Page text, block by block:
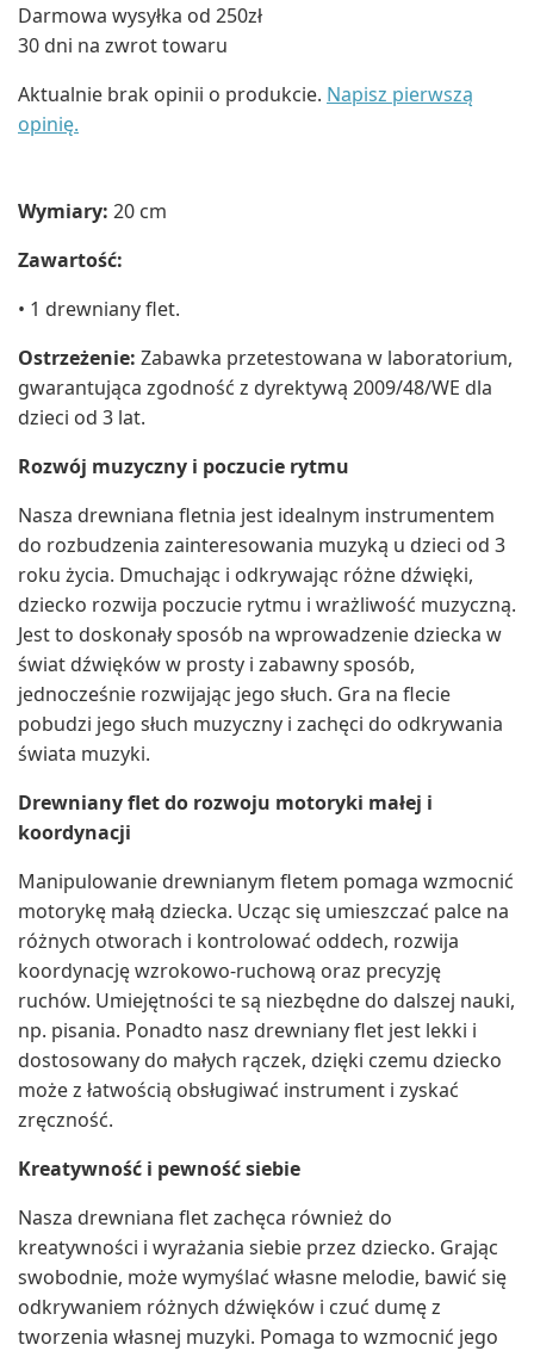
Darmowa wysyłka od 250zł
30 dni na zwrot towaru
Aktualnie brak opinii o produkcie. Napisz pierwszą
opinię.
Wymiary: 20 cm
Zawartość:
• 1 drewniany flet.
Ostrzeżenie: Zabawka przetestowana w laboratorium,
gwarantująca zgodność z dyrektywą 2009/48/WE dla
dzieci od 3 lat.
Rozwój muzyczny i poczucie rytmu
Nasza drewniana fletnia jest idealnym instrumentem
do rozbudzenia zainteresowania muzyką u dzieci od 3
roku życia. Dmuchając i odkrywając różne dźwięki,
dziecko rozwija poczucie rytmu i wrażliwość muzyczną.
Jest to doskonały sposób na wprowadzenie dziecka w
świat dźwięków w prosty i zabawny sposób,
jednocześnie rozwijając jego słuch. Gra na flecie
pobudzi jego słuch muzyczny i zachęci do odkrywania
świata muzyki.
Drewniany flet do rozwoju motoryki małej i
koordynacji
Manipulowanie drewnianym fletem pomaga wzmocnić
motorykę małą dziecka. Ucząc się umieszczać palce na
różnych otworach i kontrolować oddech, rozwija
koordynację wzrokowo-ruchową oraz precyzję
ruchów. Umiejętności te są niezbędne do dalszej nauki,
np. pisania. Ponadto nasz drewniany flet jest lekki i
dostosowany do małych rączek, dzięki czemu dziecko
może z łatwością obsługiwać instrument i zyskać
zręczność.
Kreatywność i pewność siebie
Nasza drewniana flet zachęca również do
kreatywności i wyrażania siebie przez dziecko. Grając
swobodnie, może wymyślać własne melodie, bawić się
odkrywaniem różnych dźwięków i czuć dumę z
tworzenia własnej muzyki. Pomaga to wzmocnić jego